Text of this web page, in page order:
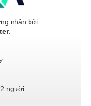
nhận bởi
.
người